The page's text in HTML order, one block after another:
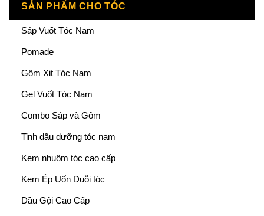
SẢN PHẨM CHO TÓC
Sáp Vuốt Tóc Nam
Pomade
Gôm Xịt Tóc Nam
Gel Vuốt Tóc Nam
Combo Sáp và Gôm
Tinh dầu dưỡng tóc nam
Kem nhuộm tóc cao cấp
Kem Ép Uốn Duỗi tóc
Dầu Gội Cao Cấp